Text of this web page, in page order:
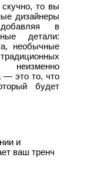
то вы
дизайнеры
добавляя в
детали:
необычные
— это то, что
будет
и
ваш тренч